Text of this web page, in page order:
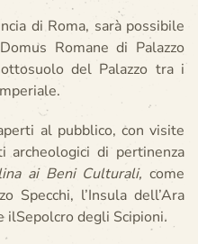
di Roma, sarà possibile
Romane di Palazzo
del Palazzo tra i
al pubblico, con visite
archeologici di pertinenza
ai Beni Culturali, come
Specchi, l’Insula dell’Ara
ilSepolcro degli Scipioni.